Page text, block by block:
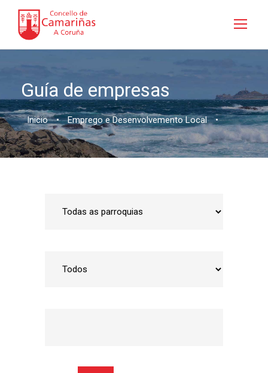
Guía de empresas
Inicio • Emprego e Desenvolvemento Local •